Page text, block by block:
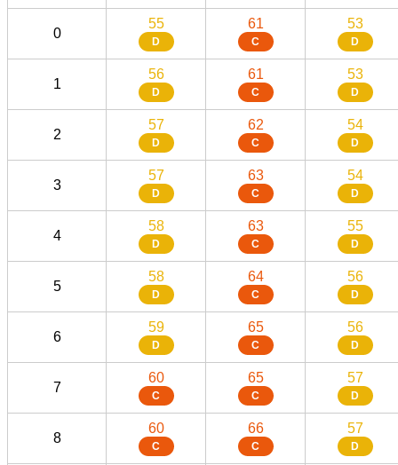
0
55
D
61
C
53
D
1
56
D
61
C
53
D
2
57
D
62
C
54
D
3
57
D
63
C
54
D
4
58
D
63
C
55
D
5
58
D
64
C
56
D
6
59
D
65
C
56
D
7
60
C
65
C
57
D
8
60
C
66
C
57
D